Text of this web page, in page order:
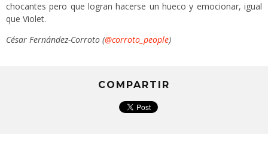
chocantes pero que logran hacerse un hueco y emocionar, igual
que Violet.
César Fernández-Corroto (@corroto_people)
COMPARTIR